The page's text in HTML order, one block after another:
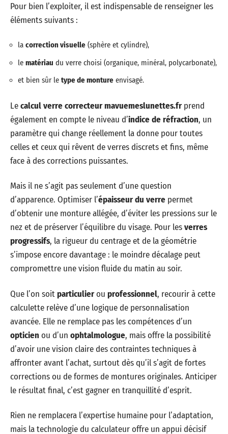
Pour bien l’exploiter, il est indispensable de renseigner les
éléments suivants :
la correction visuelle (sphère et cylindre),
le matériau du verre choisi (organique, minéral, polycarbonate),
et bien sûr le type de monture envisagé.
Lecalcul verre correcteur mavuemeslunettes.frprend
également en compte le niveau d’indice de réfraction, un
paramètre qui change réellement la donne pour toutes
celles et ceux qui rêvent de verres discrets et fins, même
face à des corrections puissantes.
Mais il ne s’agit pas seulement d’une question
d’apparence. Optimiser l’épaisseur du verre permet
d’obtenir une monture allégée, d’éviter les pressions sur le
nez et de préserver l’équilibre du visage. Pour lesverres
progressifs, la rigueur du centrage et de la géométrie
s’impose encore davantage : le moindre décalage peut
compromettre une vision fluide du matin au soir.
Que l’on soitparticulierou professionnel, recourir à cette
calculette relève d’une logique de personnalisation
avancée. Elle ne remplace pas les compétences d’un
opticien ou d’un ophtalmologue, mais offre la possibilité
d’avoir une vision claire des contraintes techniques à
affronter avant l’achat, surtout dès qu’il s’agit de fortes
corrections ou de formes de montures originales. Anticiper
le résultat final, c’est gagner en tranquillité d’esprit.
Rien ne remplacera l’expertise humaine pour l’adaptation,
mais la technologie du calculateur offre un appui décisif